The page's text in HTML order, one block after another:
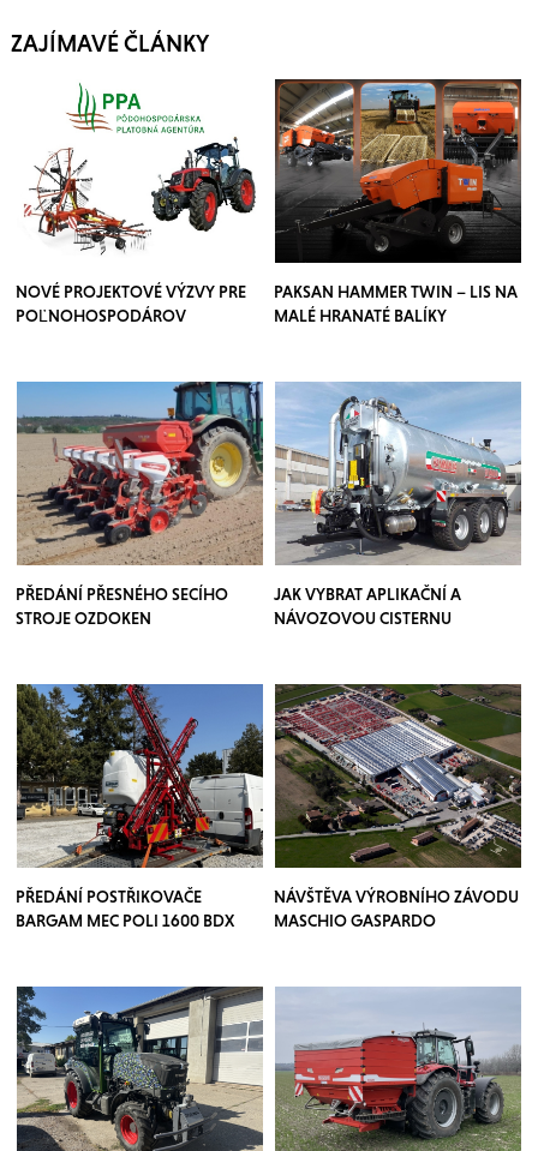
ZAJÍMAVÉ ČLÁNKY
NOVÉ PROJEKTOVÉ VÝZVY PRE
POĽNOHOSPODÁROV
PAKSAN HAMMER TWIN – LIS NA
MALÉ HRANATÉ BALÍKY
PŘEDÁNÍ PŘESNÉHO SECÍHO
STROJE OZDOKEN
JAK VYBRAT APLIKAČNÍ A
NÁVOZOVOU CISTERNU
PŘEDÁNÍ POSTŘIKOVAČE
BARGAM MEC POLI 1600 BDX
NÁVŠTĚVA VÝROBNÍHO ZÁVODU
MASCHIO GASPARDO